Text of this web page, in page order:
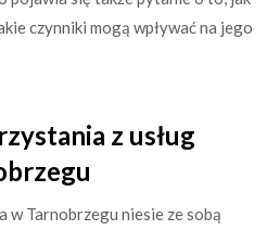
czynniki mogą wpływać na jego
z usług
w Tarnobrzegu niesie ze sobą